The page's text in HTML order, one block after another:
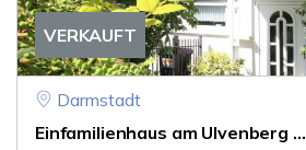
VERKAUFT
Darmstadt
Einfamilienhaus am Ulvenberg ...